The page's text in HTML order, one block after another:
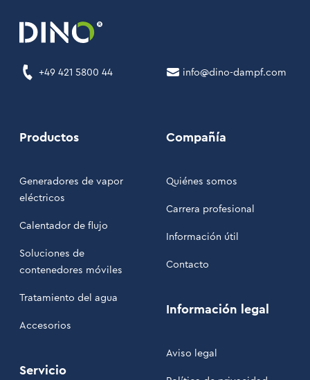
+49 421 5800 44 info@dino-dampf.com
Productos
Generadores de vapor
eléctricos
Calentador de flujo
Soluciones de
contenedores móviles
Tratamiento del agua
Accesorios
Servicio
Compañía
Quiénes somos
Carrera profesional
Información útil
Contacto
Información legal
Aviso legal